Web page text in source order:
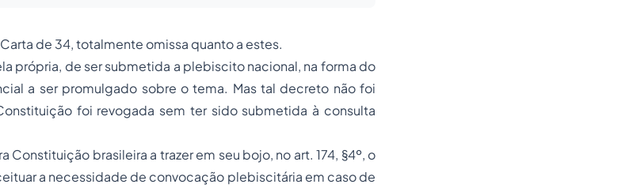
de 34, totalmente omissa quanto a estes.
própria, de ser submetida a plebiscito nacional, na forma do
a ser promulgado sobre o tema. Mas tal decreto não foi
foi revogada sem ter sido submetida à consulta
Constituição brasileira a trazer em seu bojo, no art. 174, §4º, o
a necessidade de convocação plebiscitária em caso de